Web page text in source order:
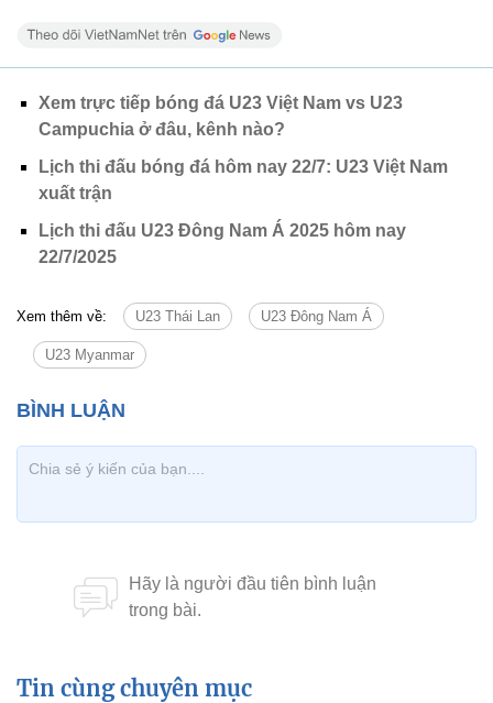
Xem trực tiếp bóng đá U23 Việt Nam vs U23
Campuchia ở đâu, kênh nào?
Lịch thi đấu bóng đá hôm nay 22/7: U23 Việt Nam
xuất trận
Lịch thi đấu U23 Đông Nam Á 2025 hôm nay
22/7/2025
Xem thêm về: U23 Thái Lan U23 Đông Nam Á
U23 Myanmar
Tin cùng chuyên mục